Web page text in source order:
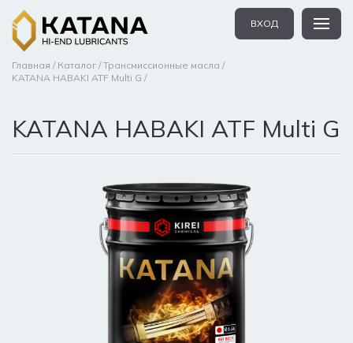
ВХОД
Главная Каталог Трансмиссионные масла
KATANA HABAKI ATF Multi G
KATANA HABAKI ATF Multi G